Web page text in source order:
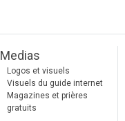
Medias
Logos et visuels
Visuels du guide internet
Magazines et prières
gratuits